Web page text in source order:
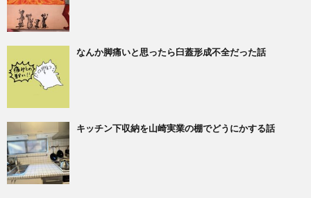
なんか脚痛いと思ったら臼蓋形成不全だった話
キッチン下収納を山崎実業の棚でどうにかする話